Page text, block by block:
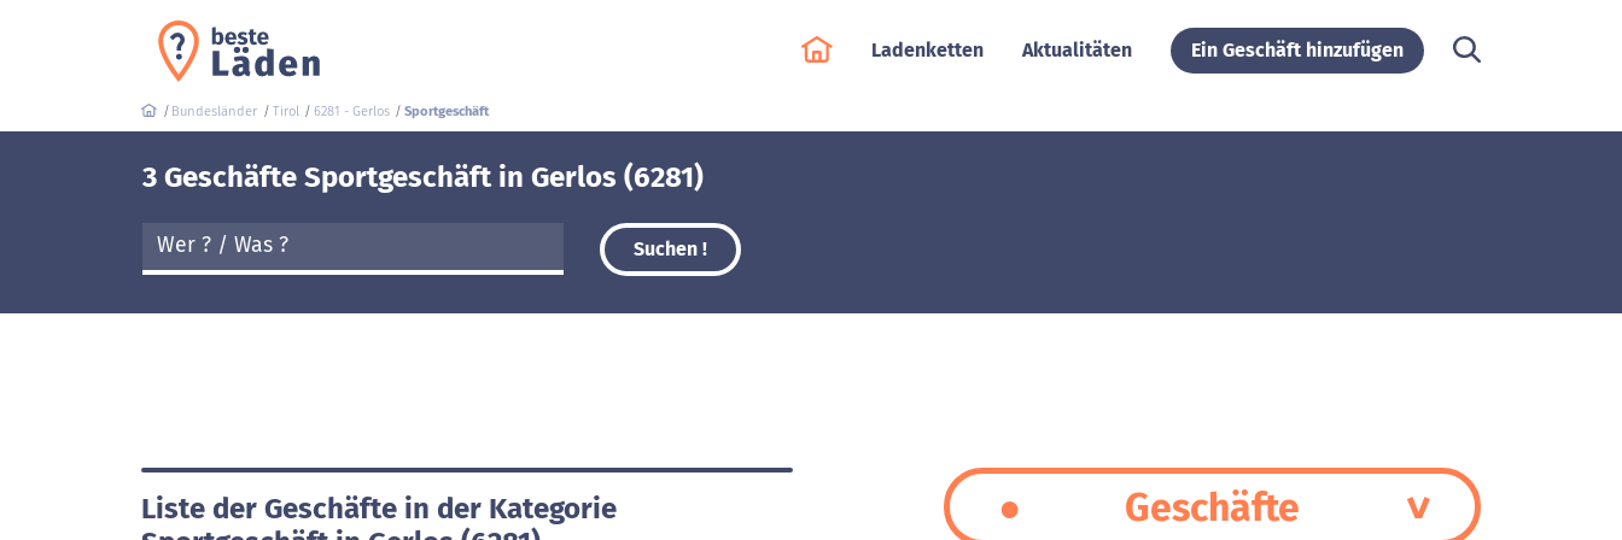
Ladenketten Aktualitäten Ein Geschäft hinzufügen
Bundesländer Tirol 6281 - Gerlos Sportgeschäft
3 Geschäfte Sportgeschäft in Gerlos (6281)
Suchen !
Liste der Geschäfte in der Kategorie
Geschäfte